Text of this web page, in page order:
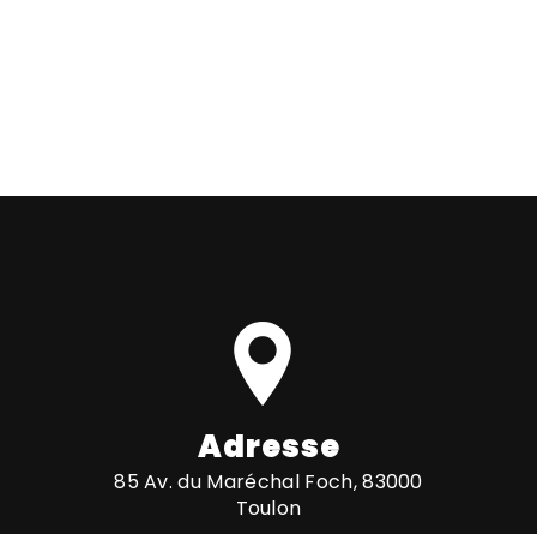
Adresse
85 Av. du Maréchal Foch, 83000
Toulon